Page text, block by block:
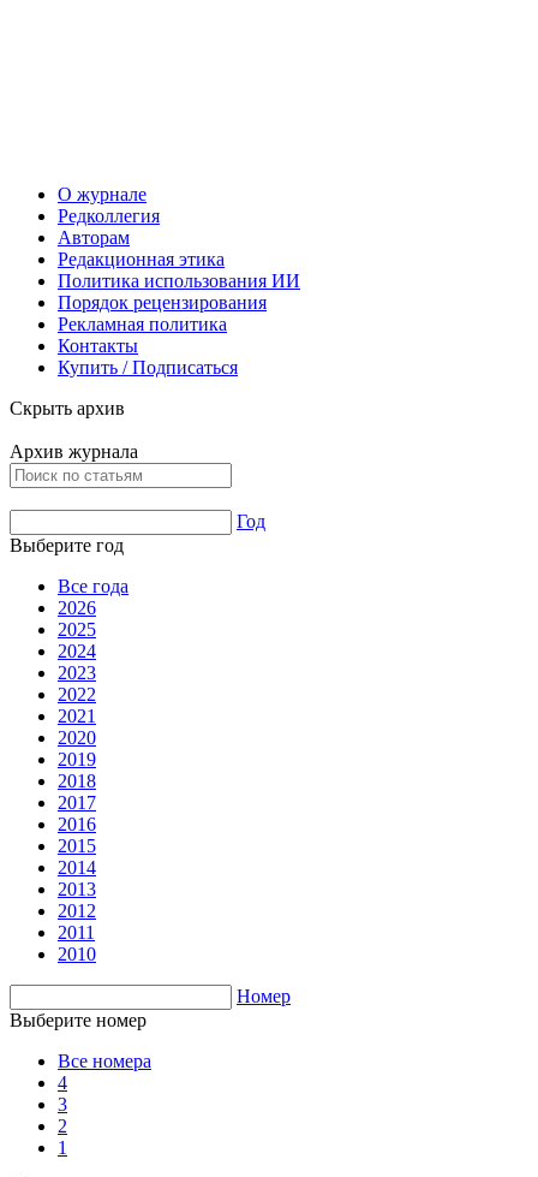
О журнале
Редколлегия
Авторам
Редакционная этика
Политика использования ИИ
Порядок рецензирования
Рекламная политика
Контакты
Купить / Подписаться
Скрыть архив
Архив журнала
Год
Выберите год
Все года
2026
2025
2024
2023
2022
2021
2020
2019
2018
2017
2016
2015
2014
2013
2012
2011
2010
Номер
Выберите номер
Все номера
4
3
2
1